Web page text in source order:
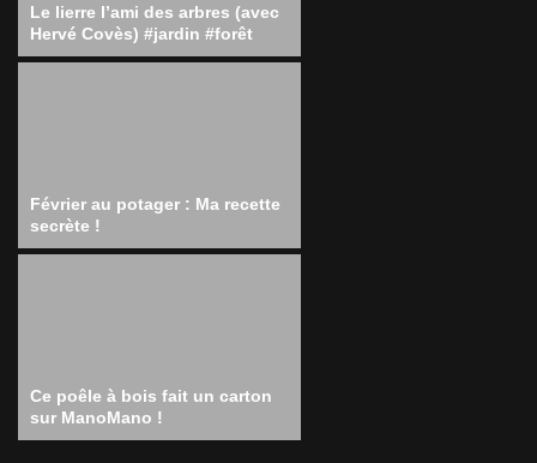
Le lierre l’ami des arbres (avec
Hervé Covès) #jardin #forêt
Février au potager : Ma recette
secrète !
Ce poêle à bois fait un carton
sur ManoMano !